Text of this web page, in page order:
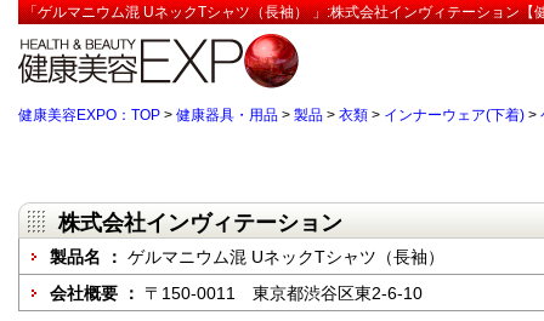
「ゲルマニウム混 UネックTシャツ（長袖） 」:株式会社インヴィテーション【
健康美容EXPO：TOP > 健康器具・用品 > 製品 > 衣類 > インナーウェア(下着) >
株式会社インヴィテーション
製品名 ： ゲルマニウム混 UネックTシャツ（長袖）
会社概要 ： 〒150-0011 東京都渋谷区東2-6-10